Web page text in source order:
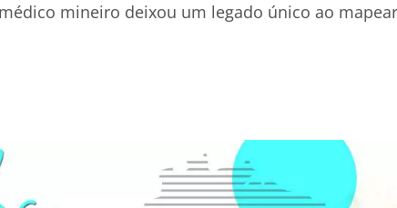
mineiro deixou um legado único ao